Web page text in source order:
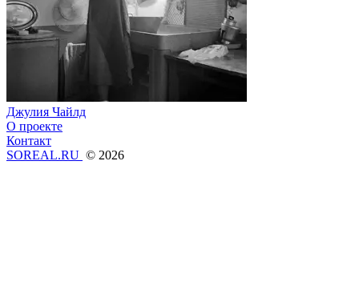
Джулия Чайлд
О проекте
Контакт
SOREAL.RU © 2026